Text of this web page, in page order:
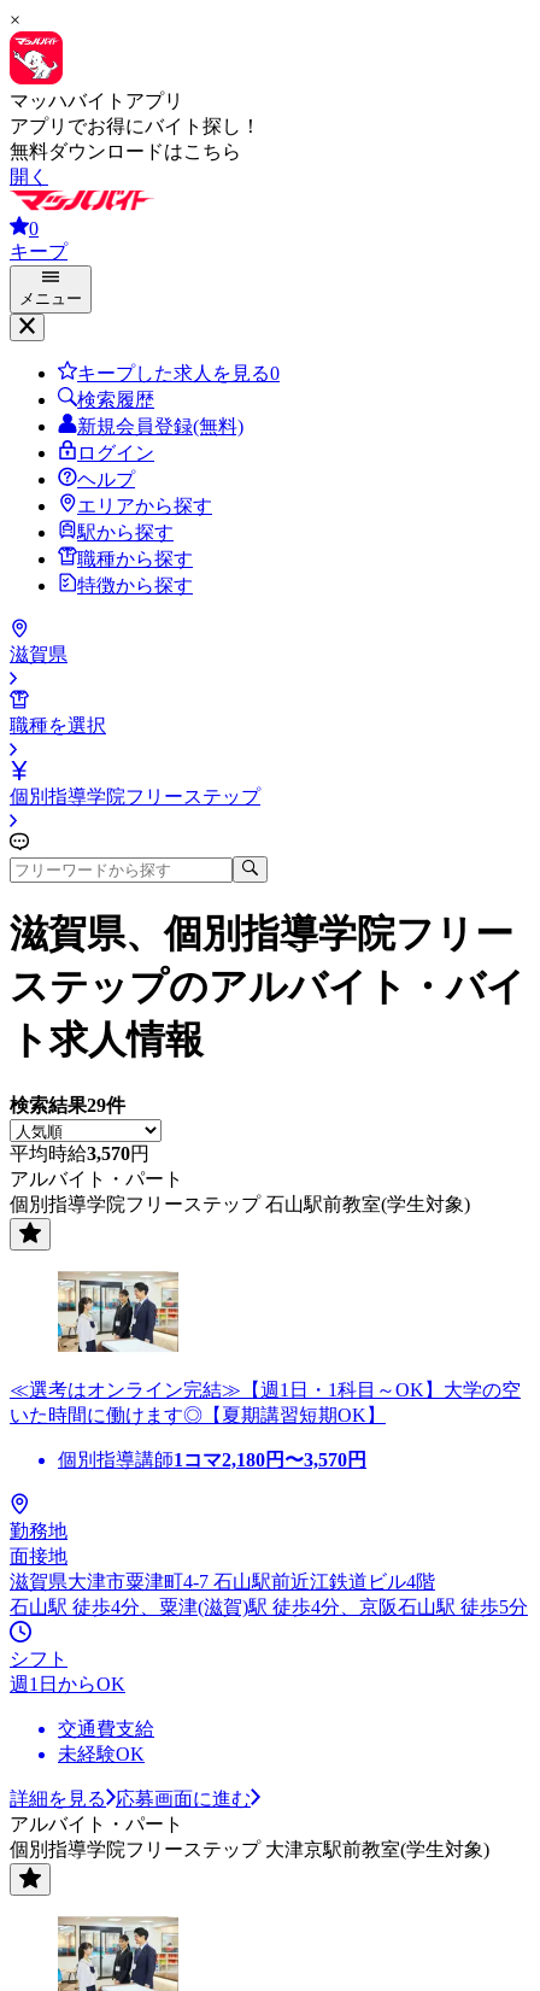
×
マッハバイトアプリ
アプリでお得にバイト探し！
無料ダウンロードはこちら
開く
0
キープ
メニュー
キープした求人を見る0
検索履歴
新規会員登録(無料)
ログイン
ヘルプ
エリアから探す
駅から探す
職種から探す
特徴から探す
滋賀県
職種を選択
個別指導学院フリーステップ
滋賀県、個別指導学院フリー
ステップのアルバイト・バイ
ト求人情報
検索結果29件
平均時給3,570円
アルバイト・パート
個別指導学院フリーステップ 石山駅前教室(学生対象)
≪選考はオンライン完結≫【週1日・1科目～OK】大学の空
いた時間に働けます◎【夏期講習短期OK】
個別指導講師1コマ2,180円〜3,570円
勤務地
面接地
滋賀県大津市粟津町4-7 石山駅前近江鉄道ビル4階
石山駅 徒歩4分、粟津(滋賀)駅 徒歩4分、京阪石山駅 徒歩5分
シフト
週1日からOK
交通費支給
未経験OK
詳細を見る
応募画面に進む
アルバイト・パート
個別指導学院フリーステップ 大津京駅前教室(学生対象)